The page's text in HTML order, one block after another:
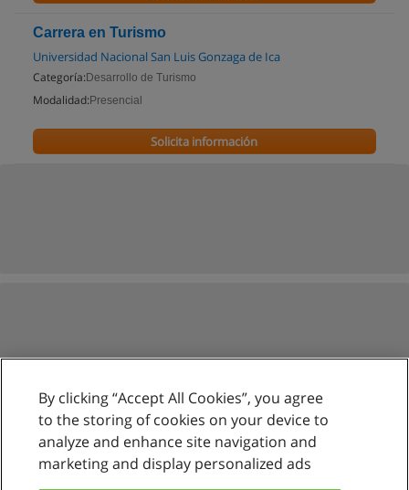
Carrera en Turismo
Universidad Nacional San Luis Gonzaga de Ica
Categoría: Desarrollo de Turismo
Modalidad: Presencial
Solicita información
Reglas de uso
By clicking “Accept All Cookies”, you agree
to the storing of cookies on your device to
analyze and enhance site navigation and
marketing and display personalized ads